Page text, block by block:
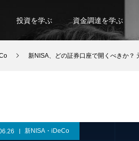
投資を学ぶ 資金調達を学ぶ
新NISA、どの証券口座で開くべきか？
新NISA・iDeCo